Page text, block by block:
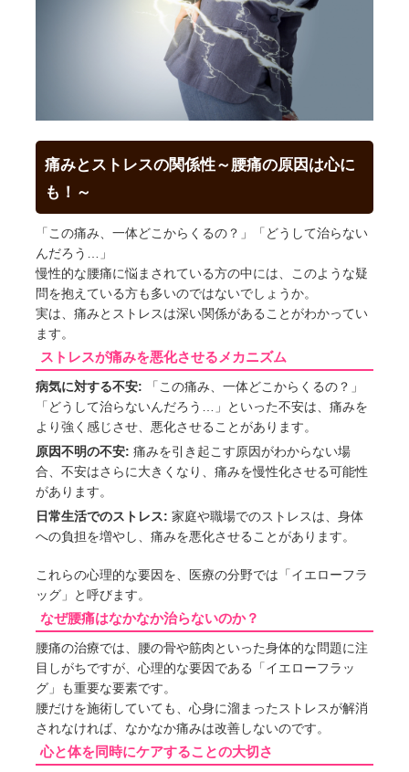
痛みとストレスの関係性～腰痛の原因は心に
も！～
「この痛み、一体どこからくるの？」「どうして治らない
んだろう…」
慢性的な腰痛に悩まされている方の中には、このような疑
問を抱えている方も多いのではないでしょうか。
実は、痛みとストレスは深い関係があることがわかってい
ます。
ストレスが痛みを悪化させるメカニズム
病気に対する不安: 「この痛み、一体どこからくるの？」
「どうして治らないんだろう…」といった不安は、痛みを
より強く感じさせ、悪化させることがあります。
原因不明の不安: 痛みを引き起こす原因がわからない場
合、不安はさらに大きくなり、痛みを慢性化させる可能性
があります。
日常生活でのストレス: 家庭や職場でのストレスは、身体
への負担を増やし、痛みを悪化させることがあります。
これらの心理的な要因を、医療の分野では「イエローフラ
ッグ」と呼びます。
なぜ腰痛はなかなか治らないのか？
腰痛の治療では、腰の骨や筋肉といった身体的な問題に注
目しがちですが、心理的な要因である「イエローフラッ
グ」も重要な要素です。
腰だけを施術していても、心身に溜まったストレスが解消
されなければ、なかなか痛みは改善しないのです。
心と体を同時にケアすることの大切さ